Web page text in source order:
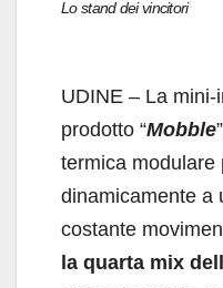
Lo stand dei vincitori
UDINE – La mini-
prodotto “Mobble
termica modulare
dinamicamente a
costante
la quarta mix